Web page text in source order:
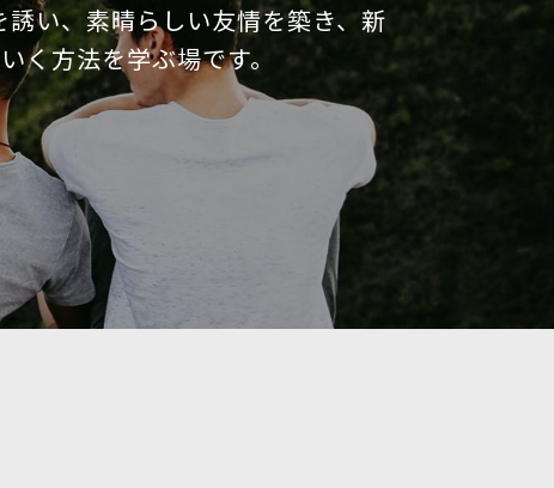
い、素晴らしい友情を築き、新
く方法を学ぶ場です。